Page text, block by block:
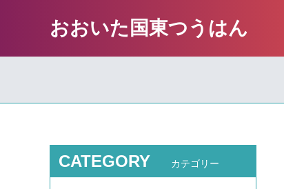
おおいた国東つうはん
CATEGORY カテゴリー